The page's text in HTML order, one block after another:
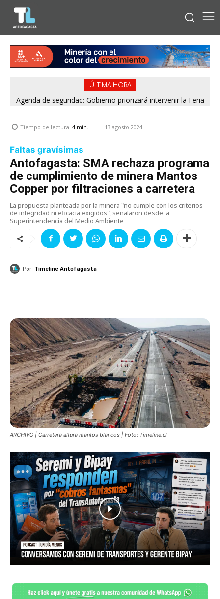
ÚLTIMA HORA
Agenda de seguridad: Gobierno priorizará intervenir la Feria
¿Cómo se conocen hoy? Apps de citas versus tiempos
Tiempo de lectura: 4min. 13 agosto 2024
Faltas gravísimas
Antofagasta: SMA rechaza programa
de cumplimiento de minera Mantos
Copper por filtraciones a carretera
La propuesta planteada por la minera "no cumple con los criterios
de integridad ni eficacia exigidos", señalaron desde la
Superintendencia del Medio Ambiente
Por Timeline Antofagasta
ARCHIVO | Carretera altura mantos blancos | Foto: Timeline.cl